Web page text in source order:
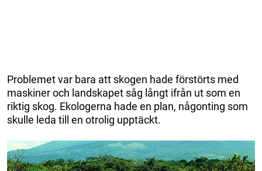
Problemet var bara att skogen hade förstörts med
maskiner och landskapet såg långt ifrån ut som en
riktig skog. Ekologerna hade en plan, någonting som
skulle leda till en otrolig upptäckt.